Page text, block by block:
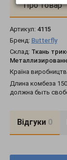
Про товар
Артикул: 4115
Бренд: Butterfly
Склад: Ткань
Країна
Длина комбеза
должна быть
Відгуки 0